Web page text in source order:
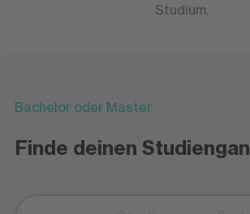
Studium.
Bachelor oder Master
Finde deinen